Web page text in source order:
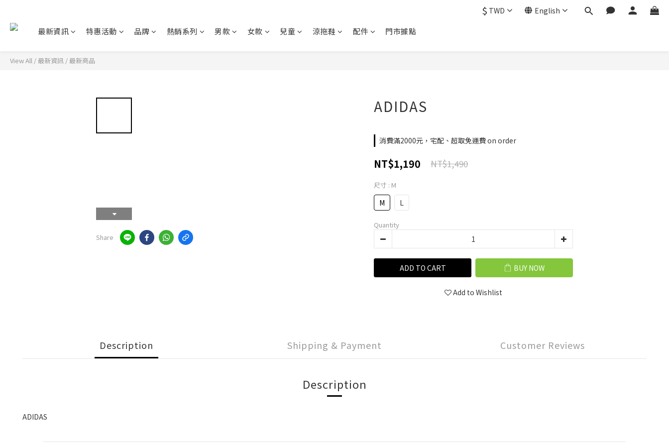
$ TWD English
最新資訊 特惠活動 品牌 熱銷系列 男款 女款 兒童 涼拖鞋 配件 門市據點
View All /最新資訊 /最新商品
Share
ADIDAS
消費滿2000元，宅配、超取免運費 on order
NT$1,190 NT$1,490
尺寸 : M
M L
Quantity
ADD TO CART BUY NOW
Add to Wishlist
Description Shipping & Payment Customer Reviews
Description
ADIDAS